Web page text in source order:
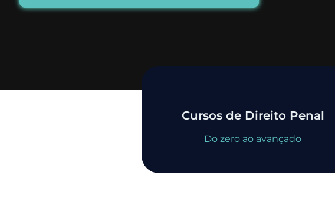
Cursos de Direito Penal
Do zero ao avançado